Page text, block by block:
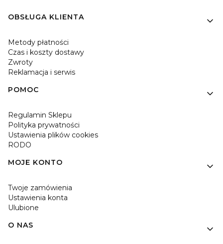
Linki w stopce
OBSŁUGA KLIENTA
Metody płatności
Czas i koszty dostawy
Zwroty
Reklamacja i serwis
POMOC
Regulamin Sklepu
Polityka prywatności
Ustawienia plików cookies
RODO
MOJE KONTO
Twoje zamówienia
Ustawienia konta
Ulubione
O NAS